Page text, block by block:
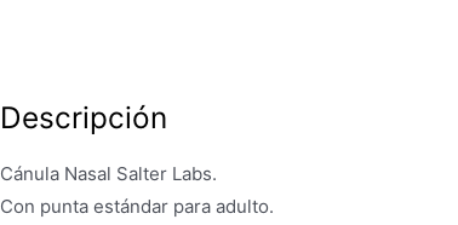
Descripción
Cánula Nasal Salter Labs.
Con punta estándar para adulto.